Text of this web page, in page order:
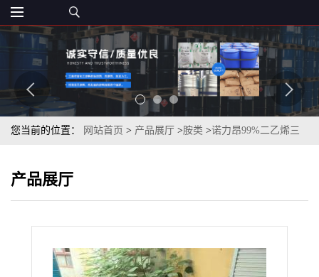
您当前的位置： 网站首页 > 产品展厅 >胺类 >诺力昂99%二乙烯三
产品展厅